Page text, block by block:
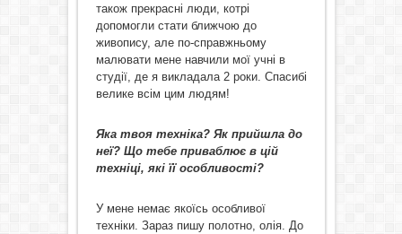
також прекрасні люди, котрі
допомогли стати ближчою до
живопису, але по-справжньому
малювати мене навчили мої учні в
студії, де я викладала 2 роки. Спасибі
велике всім цим людям!
Яка твоя техніка? Як прийшла до
неї? Що тебе приваблює в цій
техніці, які її особливості?
У мене немає якоїсь особливої
техніки. Зараз пишу полотно, олія. До